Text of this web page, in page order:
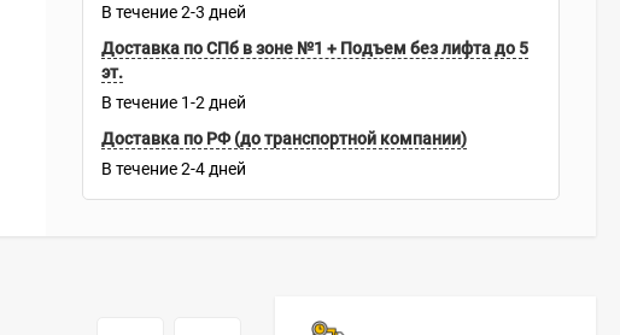
В течение 2-3 дней
Доставка по СПб в зоне №1 + Подъем без лифта до 5
эт.
В течение 1-2 дней
Доставка по РФ (до транспортной компании)
В течение 2-4 дней